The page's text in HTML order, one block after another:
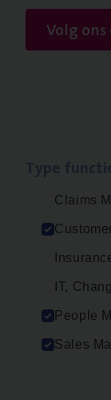
Volg
Claims
IT,
People
Sales